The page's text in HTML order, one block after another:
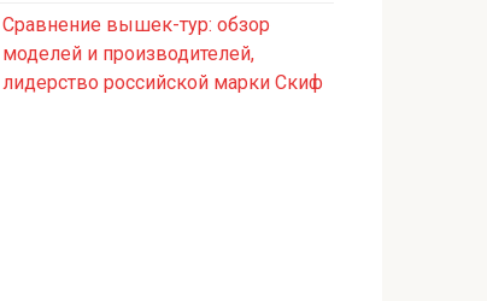
Сравнение вышек-тур: обзор
моделей и производителей,
лидерство российской марки Скиф